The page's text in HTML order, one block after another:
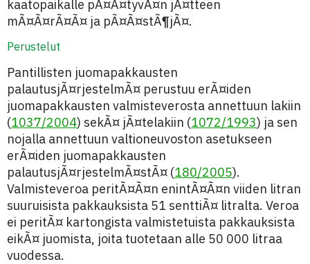
kaatopaikalle pÃ¤Ã¤tyvÃ¤n jÃ¤tteen
mÃ¤Ã¤rÃ¤Ã¤ ja pÃ¤Ã¤stÃ¶jÃ¤.
Perustelut
Pantillisten juomapakkausten
palautusjÃ¤rjestelmÃ¤ perustuu erÃ¤iden
juomapakkausten valmisteverosta annettuun lakiin
(1037/2004) sekÃ¤ jÃ¤telakiin (1072/1993) ja sen
nojalla annettuun valtioneuvoston asetukseen
erÃ¤iden juomapakkausten
palautusjÃ¤rjestelmÃ¤stÃ¤ (180/2005).
Valmisteveroa peritÃ¤Ã¤n enintÃ¤Ã¤n viiden litran
suuruisista pakkauksista 51 senttiÃ¤ litralta. Veroa
ei peritÃ¤ kartongista valmistetuista pakkauksista
eikÃ¤ juomista, joita tuotetaan alle 50 000 litraa
vuodessa.